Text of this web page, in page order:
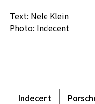
Text: Nele Klein
Photo: Indecent
Indecent